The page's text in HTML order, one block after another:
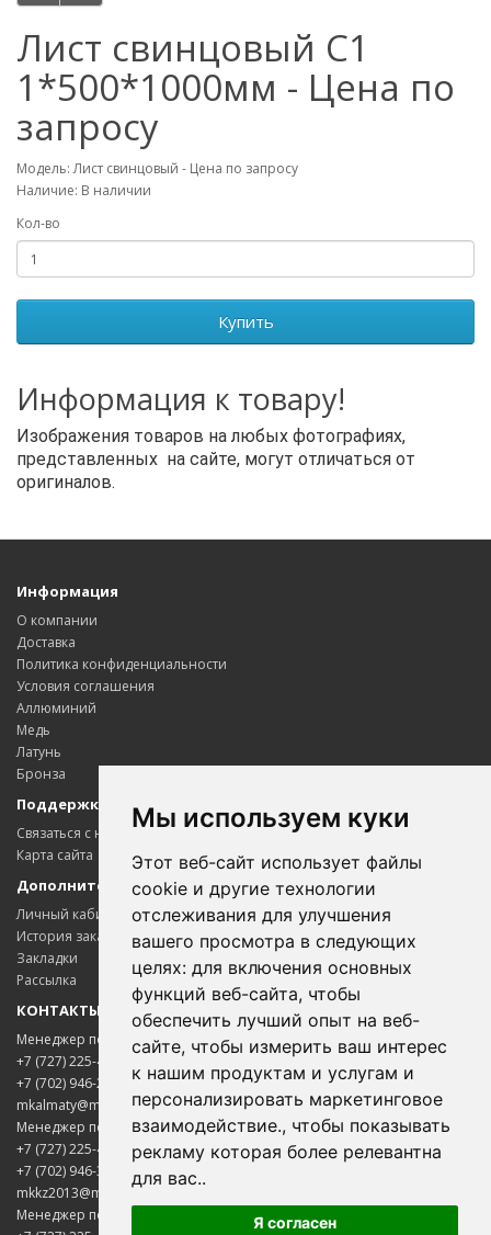
Мы используем куки
Этот веб-сайт использует файлы
cookie и другие технологии
отслеживания для улучшения
вашего просмотра в следующих
целях: для включения основных
функций веб-сайта, чтобы
обеспечить лучший опыт на веб-
сайте, чтобы измерить ваш интерес
к нашим продуктам и услугам и
персонализировать маркетинговое
взаимодействие., чтобы показывать
рекламу которая более релевантна
для вас..
Я согласен
Лист свинцовый С1
1*500*1000мм - Цена по
запросу
Модель: Лист свинцовый - Цена по запросу
Наличие: В наличии
Кол-во
Купить
Информация к товару!
Изображения товаров на любых фотографиях,
представленных на сайте, могут отличаться от
оригиналов.
Информация
О компании
Доставка
Политика конфиденциальности
Условия соглашения
Аллюминий
Медь
Латунь
Бронза
Поддержка клиентов
Связаться с нами
Карта сайта
Дополнительно
Личный кабинет
История заказов
Закладки
Рассылка
КОНТАКТЫ
Менеджер по цветному металлопрокату
+7 (727) 225-45-65
+7 (702) 946-20-02
mkalmaty@mail.ru
Менеджер по электротехнической продукции
+7 (727) 225-45-85
+7 (702) 946-33-00
mkkz2013@mail.ru
Менеджер по нержавеющему металлопрокату